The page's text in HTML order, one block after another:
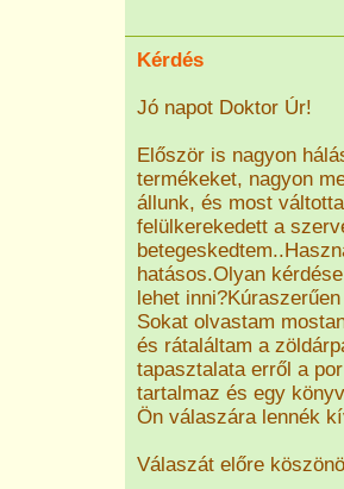
Kérdés
Jó napot Doktor Úr!
Először is nagyon
termékeket, nagyon
állunk, és most
felülkerekedett a
hatásos.Olyan
lehet
Sokat olvastam
és rátaláltam a
tapasztalata erről a
tartalmaz és egy
Ön válaszára lennék
Válaszát előre